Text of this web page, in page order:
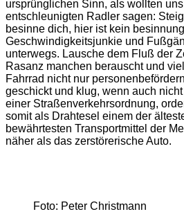
ursprünglichen Sinn, als wollten
entschleunigten Radler sagen:
besinne dich, hier ist kein
Geschwindigkeitsjunkie und
unterwegs. Lausche dem Fluß der
Rasanz manchen berauscht und
Fahrrad nicht nur
geschickt und klug, wenn auch
einer Straßenverkehrsordnung,
somit als Drahtesel einem der
bewährtesten Transportmittel der
näher als das zerstörerische Auto.
Foto: Peter Christmann